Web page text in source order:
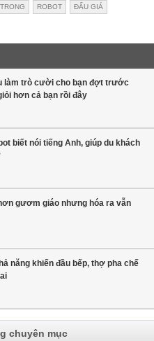
ROBOT ĐẤU GIÁ
làm trò cười cho bạn đợt trước
hơn cả bạn rồi đây
biết nói tiếng Anh, giúp du khách
gươm giáo nhưng hóa ra vẫn
năng khiến đầu bếp, thợ pha chế
chuyên mục